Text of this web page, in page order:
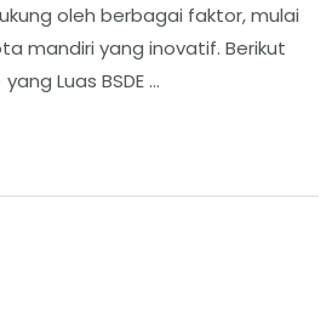
oleh berbagai faktor, mulai
mandiri yang inovatif. ​Berikut
Luas ​BSDE …